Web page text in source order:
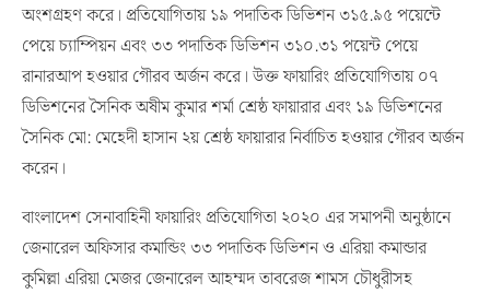
অংশগ্রহণ করে। প্রতিযোগিতায় ১৯ পদাতিক ডিভিশন ৩১৫.৯৫ পয়েন্টে
পেয়ে চ্যাম্পিয়ন এবং ৩৩ পদাতিক ডিভিশন ৩১০.৩১ পয়েন্ট পেয়ে
রানারআপ হওয়ার গৌরব অর্জন করে। উক্ত ফায়ারিং প্রতিযোগিতায় ০৭
ডিভিশনের সৈনিক অষীম কুমার শর্মা শ্রেষ্ঠ ফায়ারার এবং ১৯ ডিভিশনের
সৈনিক মো: মেহেদী হাসান ২য় শ্রেষ্ঠ ফায়ারার নির্বাচিত হওয়ার গৌরব অর্জন
করেন।
বাংলাদেশ সেনাবাহিনী ফায়ারিং প্রতিযোগিতা ২০২০ এর সমাপনী অনুষ্ঠানে
জেনারেল অফিসার কমান্ডিং ৩৩ পদাতিক ডিভিশন ও এরিয়া কমান্ডার
কুমিল্লা এরিয়া মেজর জেনারেল আহম্মদ তাবরেজ শামস চৌধুরীসহ